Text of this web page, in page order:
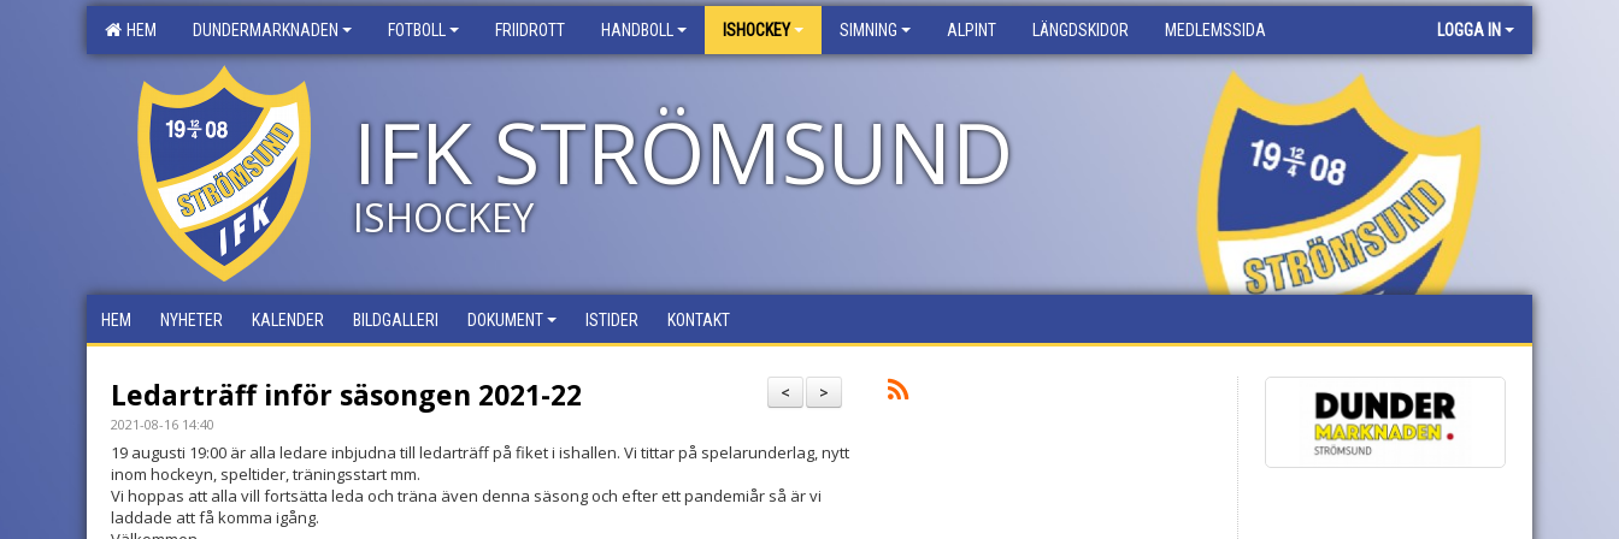
HEM DUNDERMARKNADEN FOTBOLL FRIIDROTT HANDBOLL ISHOCKEY SIMNING ALPINT LÄNGDSKIDOR MEDLEMSSIDA LOGGA IN
IFK STRÖMSUND
ISHOCKEY
HEM NYHETER KALENDER BILDGALLERI DOKUMENT ISTIDER KONTAKT
>
<
Ledarträff inför säsongen 2021-22
2021-08-16 14:40
19 augusti 19:00 är alla ledare inbjudna till ledarträff på fiket i ishallen. Vi tittar på spelarunderlag, nytt
inom hockeyn, speltider, träningsstart mm.
Vi hoppas att alla vill fortsätta leda och träna även denna säsong och efter ett pandemiår så är vi
laddade att få komma igång.